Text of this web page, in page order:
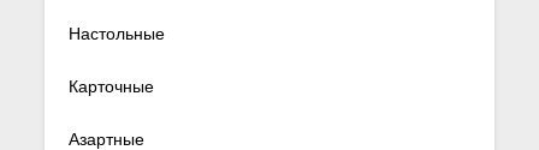
Настольные
Карточные
Азартные